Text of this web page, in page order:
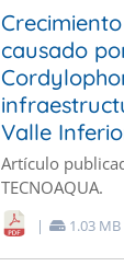
causado
Valle
Artículo
TECNOAQUA.
| 1.03 MB